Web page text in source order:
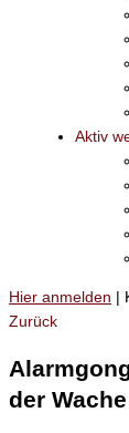
Aktiv
Hier anmelden |
Zurück
der